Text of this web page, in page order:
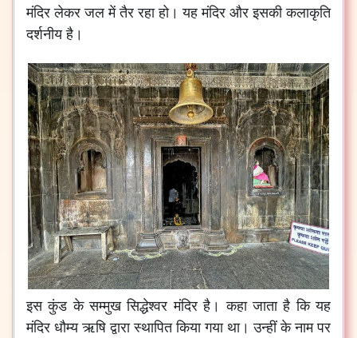
मंदिर लेकर जल में तैर रहा हो। यह मंदिर और इसकी कलाकृति
दर्शनीय है।
इस कुंड के सम्मुख सिद्धेश्वर मंदिर है। कहा जाता है कि यह
मंदिर धौम्य ऋषि द्वारा स्थापित किया गया था। उन्हीं के नाम पर